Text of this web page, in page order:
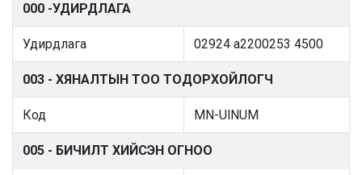
000 -УДИРДЛАГА
Удирдлага 02924 a2200253 4500
003 - ХЯНАЛТЫН ТОО ТОДОРХОЙЛОГЧ
Код MN-UlNUM
005 - БИЧИЛТ ХИЙСЭН ОГНОО